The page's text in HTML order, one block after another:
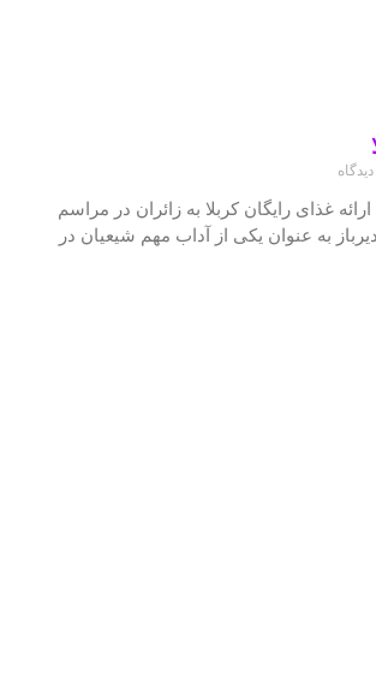
غذای رایگان کربلا به زائران در مراسم
به عنوان یکی از آداب مهم شیعیان در